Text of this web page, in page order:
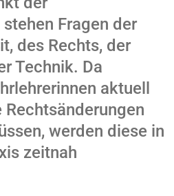
Fragen der
des Rechts, der
Technik. Da
aktuell
werden diese in
zeitnah